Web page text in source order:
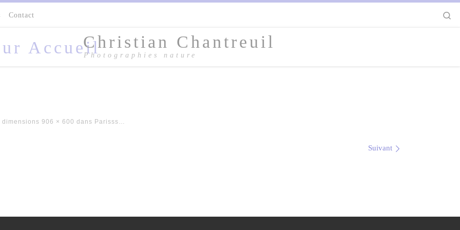
Contact
Christian Chantreuil
Photographies nature
dimensions 906 × 600 dans Parisss…
Suivant